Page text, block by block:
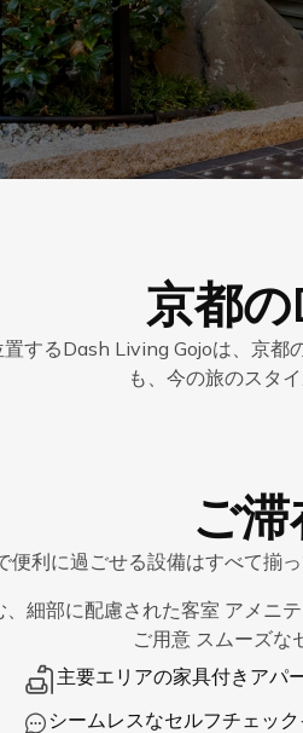
京都
するDash Living Gojoは、京都
も、今の旅のスタ
ご
便利に過ごせる設備はすべて揃
、細部に配慮された客室 アメニ
ご用意 スムーズな
主要エリアの家具付きアパ
シームレスなセルフチェッ